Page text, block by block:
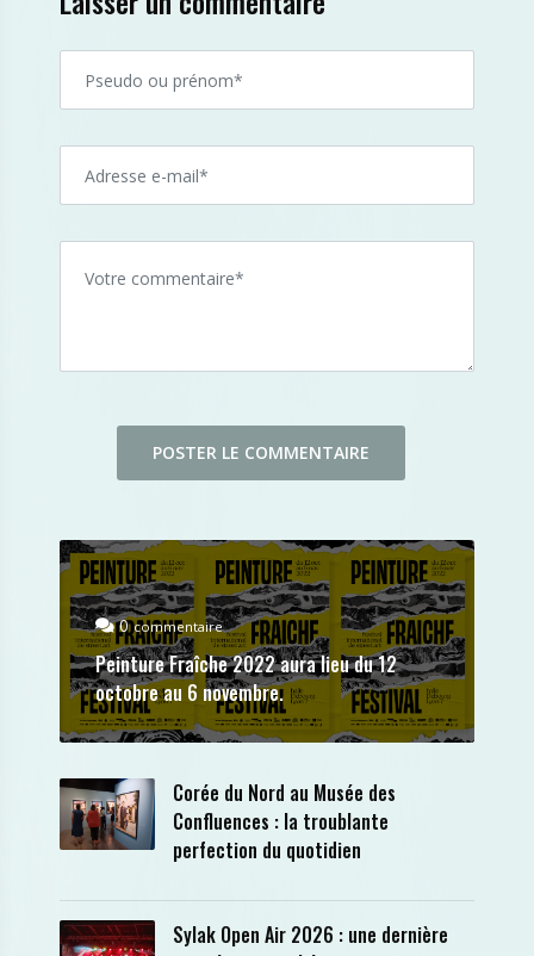
0commentaire
Peinture Fraîche 2022 aura lieu du 12
octobre au 6 novembre.
Corée du Nord au Musée des
Confluences : la troublante
perfection du quotidien
Sylak Open Air 2026 : une dernière